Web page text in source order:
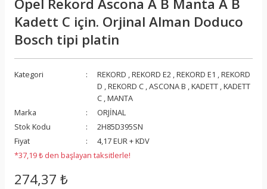
Opel Rekord Ascona A B Manta A B
Kadett C için. Orjinal Alman Doduco
Bosch tipi platin
Kategori REKORD ,REKORD E2 ,REKORD E1 ,REKORD
D ,REKORD C ,ASCONA B ,KADETT ,KADETT
C ,MANTA
Marka
ORJİNAL
Stok Kodu
2H85D395SN
Fiyat
4,17 EUR + KDV
*37,19 ₺ den başlayan taksitlerle!
274,37 ₺